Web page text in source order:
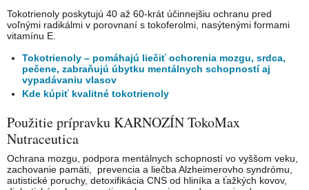
Tokotrienoly poskytujú 40 až 60-krát účinnejšiu ochranu pred
voľnými radikálmi v porovnaní s tokoferolmi, nasýtenými formami
vitamínu E.
Tokotrienoly – pomáhajú liečiť ochorenia mozgu, srdca,
pečene, zabraňujú úbytku mentálnych schopností aj
vypadávaniu vlasov
Kde kúpiť kvalitné tokotrienoly
Použitie prípravku KARNOZÍN TokoMax
Nutraceutica
Ochrana mozgu, podpora mentálnych schopností vo vyššom veku,
zachovanie pamäti, prevencia a liečba Alzheimerovho syndrómu,
autistické poruchy, detoxifikácia CNS od hliníka a ťažkých kovov,